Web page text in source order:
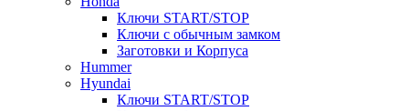
Ключи START/STOP
Ключи с обычным замком
Заготовки и Корпуса
Hummer
Hyundai
Ключи START/STOP